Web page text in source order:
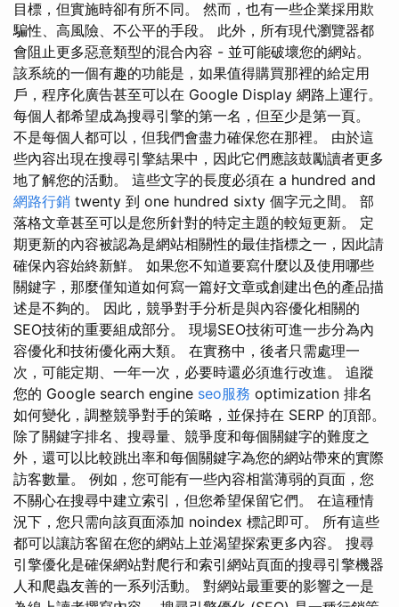
目標，但實施時卻有所不同。 然而，也有一些企業採用欺
騙性、高風險、不公平的手段。 此外，所有現代瀏覽器都
會阻止更多惡意類型的混合內容 - 並可能破壞您的網站。
該系統的一個有趣的功能是，如果值得購買那裡的給定用
戶，程序化廣告甚至可以在 Google Display 網路上運行。
每個人都希望成為搜尋引擎的第一名，但至少是第一頁。
不是每個人都可以，但我們會盡力確保您在那裡。 由於這
些內容出現在搜尋引擎結果中，因此它們應該鼓勵讀者更多
地了解您的活動。 這些文字的長度必須在 a hundred and
網路行銷 twenty 到 one hundred sixty 個字元之間。 部
落格文章甚至可以是您所針對的特定主題的較短更新。 定
期更新的內容被認為是網站相關性的最佳指標之一，因此請
確保內容始終新鮮。 如果您不知道要寫什麼以及使用哪些
關鍵字，那麼僅知道如何寫一篇好文章或創建出色的產品描
述是不夠的。 因此，競爭對手分析是與內容優化相關的
SEO技術的重要組成部分。 現場SEO技術可進一步分為內
容優化和技術優化兩大類。 在實務中，後者只需處理一
次，可能定期、一年一次，必要時還必須進行改進。 追蹤
您的 Google search engine seo服務 optimization 排名
如何變化，調整競爭對手的策略，並保持在 SERP 的頂部。
除了關鍵字排名、搜尋量、競爭度和每個關鍵字的難度之
外，還可以比較跳出率和每個關鍵字為您的網站帶來的實際
訪客數量。 例如，您可能有一些內容相當薄弱的頁面，您
不關心在搜尋中建立索引，但您希望保留它們。 在這種情
況下，您只需向該頁面添加 noindex 標記即可。 所有這些
都可以讓訪客留在您的網站上並渴望探索更多內容。 搜尋
引擎優化是確保網站對爬行和索引網站頁面的搜尋引擎機器
人和爬蟲友善的一系列活動。 對網站最重要的影響之一是